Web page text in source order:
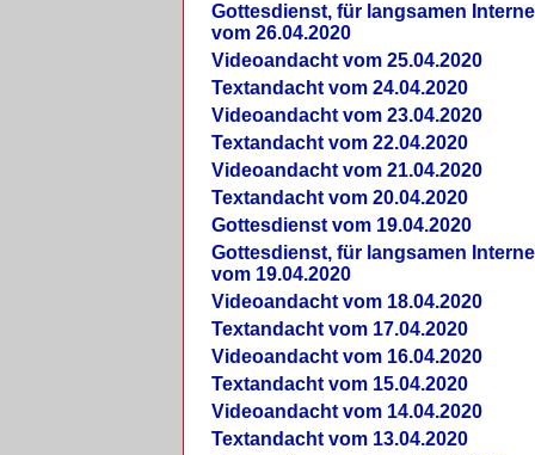
Gottesdienst, für langsamen
vom 26.04.2020
Videoandacht vom 25.04.2020
Textandacht vom 24.04.2020
Videoandacht vom 23.04.2020
Textandacht vom 22.04.2020
Videoandacht vom 21.04.2020
Textandacht vom 20.04.2020
Gottesdienst vom 19.04.2020
Gottesdienst, für langsamen
vom 19.04.2020
Videoandacht vom 18.04.2020
Textandacht vom 17.04.2020
Videoandacht vom 16.04.2020
Textandacht vom 15.04.2020
Videoandacht vom 14.04.2020
Textandacht vom 13.04.2020